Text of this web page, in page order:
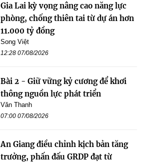
Gia Lai kỳ vọng nâng cao năng lực
phòng, chống thiên tai từ dự án hơn
11.000 tỷ đồng
Song Việt
12:28 07/08/2026
Bài 2 - Giữ vững kỷ cương để khơi
thông nguồn lực phát triển
Văn Thanh
07:00 07/08/2026
An Giang điều chỉnh kịch bản tăng
trưởng, phấn đấu GRDP đạt từ